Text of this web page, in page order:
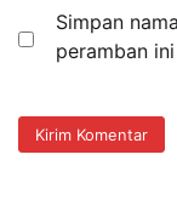
Simpan
peramban